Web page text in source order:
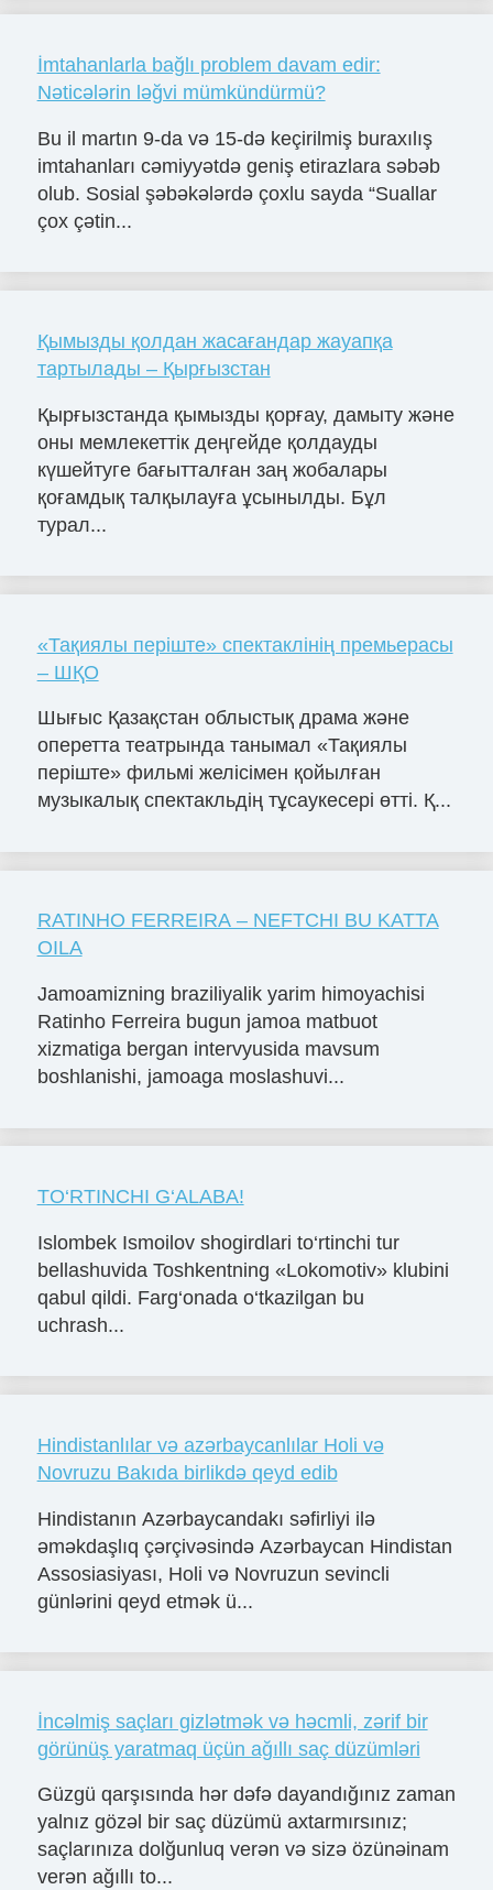
İmtahanlarla bağlı problem davam edir:
Nəticələrin ləğvi mümkündürmü?
Bu il martın 9-da və 15-də keçirilmiş buraxılış
imtahanları cəmiyyətdə geniş etirazlara səbəb
olub. Sosial şəbəkələrdə çoxlu sayda “Suallar
çox çətin...
Қымызды қолдан жасағандар жауапқа
тартылады – Қырғызстан
Қырғызстанда қымызды қорғау, дамыту және
оны мемлекеттік деңгейде қолдауды
күшейтуге бағытталған заң жобалары
қоғамдық талқылауға ұсынылды. Бұл
турал...
«Тақиялы періште» спектаклінің премьерасы
– ШҚО
Шығыс Қазақстан облыстық драма және
оперетта театрында танымал «Тақиялы
періште» фильмі желісімен қойылған
музыкалық спектакльдің тұсаукесері өтті. Қ...
RATINHO FERREIRA – NEFTCHI BU KATTA
OILA
Jamoamizning braziliyalik yarim himoyachisi
Ratinho Ferreira bugun jamoa matbuot
xizmatiga bergan intervyusida mavsum
boshlanishi, jamoaga moslashuvi...
TO‘RTINCHI G‘ALABA!
Islombek Ismoilov shogirdlari to‘rtinchi tur
bellashuvida Toshkentning «Lokomotiv» klubini
qabul qildi. Farg‘onada o‘tkazilgan bu
uchrash...
Hindistanlılar və azərbaycanlılar Holi və
Novruzu Bakıda birlikdə qeyd edib
Hindistanın Azərbaycandakı səfirliyi ilə
əməkdaşlıq çərçivəsində Azərbaycan Hindistan
Assosiasiyası, Holi və Novruzun sevincli
günlərini qeyd etmək ü...
İncəlmiş saçları gizlətmək və həcmli, zərif bir
görünüş yaratmaq üçün ağıllı saç düzümləri
Güzgü qarşısında hər dəfə dayandığınız zaman
yalnız gözəl bir saç düzümü axtarmırsınız;
saçlarınıza dolğunluq verən və sizə özünəinam
verən ağıllı to...